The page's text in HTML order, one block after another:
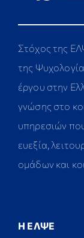
Στόχος της
της
έργου στην
γνώσης στο
υπηρεσιών
ευεξία,
ομάδων και
Η ΕΛΨΕ